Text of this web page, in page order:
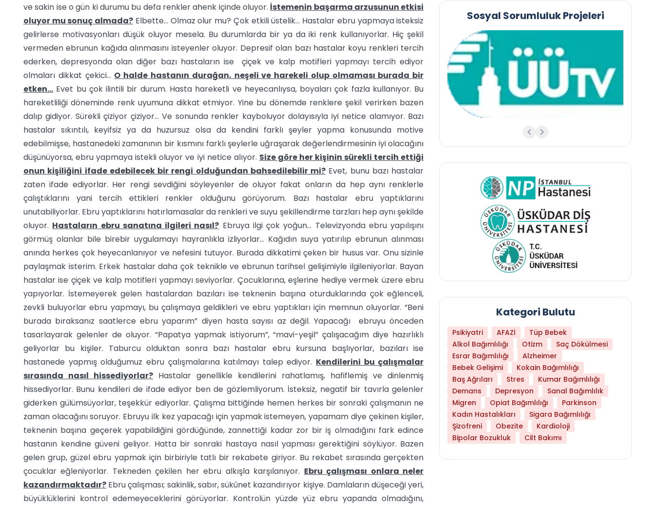
ve sakin ise o gün ki durumu bu defa renkler ahenk içinde oluyor. İstemenin başarma arzusunun etkisi
oluyor mu sonuç almada? Elbette… Olmaz olur mu? Çok etkili üstelik… Hastalar ebru yapmaya isteksiz
gelirlerse motivasyonları düşük oluyor mesela. Bu durumlarda bir ya da iki renk kullanıyorlar. Hiç şekil
vermeden ebrunun kağıda alınmasını isteyenler oluyor. Depresif olan bazı hastalar koyu renkleri tercih
ederken, depresyonda olan diğer bazı hastaların ise çiçek ve kalp motifleri yapmayı tercih ediyor
olmaları dikkat çekici... O halde hastanın durağan, neşeli ve harekeli olup olmaması burada bir
etken… Evet bu çok ilintili bir durum. Hasta hareketli ve heyecanlıysa, boyaları çok fazla kullanıyor. Bu
hareketliliği döneminde renk uyumuna dikkat etmiyor. Yine bu dönemde renklere şekil verirken bazen
dalıp gidiyor. Sürekli çiziyor çiziyor… Ve sonunda renkler kayboluyor dolayısıyla iyi netice alamıyor. Bazı
hastalar sıkıntılı, keyifsiz ya da huzursuz olsa da kendini farklı şeyler yapma konusunda motive
edebilmişse, hastanedeki zamanının bir kısmını farklı şeylerle uğraşarak değerlendirmesinin iyi olacağını
düşünüyorsa, ebru yapmaya istekli oluyor ve iyi netice alıyor. Size göre her kişinin sürekli tercih ettiği
onun kişiliğini ifade edebilecek bir rengi olduğundan bahsedilebilir mi? Evet, bunu bazı hastalar
zaten ifade ediyorlar. Her rengi sevdiğini söyleyenler de oluyor fakat onların da hep aynı renklerle
çalıştıklarını yani tercih ettikleri renkler olduğunu görüyorum. Bazı hastalar ebru yaptıklarını
unutabiliyorlar. Ebru yaptıklarını hatırlamasalar da renkleri ve suyu şekillendirme tarzları hep aynı şekilde
oluyor. Hastaların ebru sanatına ilgileri nasıl? Ebruya ilgi çok yoğun... Televizyonda ebru yapılışını
görmüş olanlar bile birebir uygulamayı hayranlıkla izliyorlar… Kağıdın suya yatırılıp ebrunun alınması
anında herkes çok heyecanlanıyor ve nefesini tutuyor. Burada dikkatimi çeken bir husus var. Onu sizinle
paylaşmak isterim. Erkek hastalar daha çok teknikle ve ebrunun tarihsel gelişimiyle ilgileniyorlar. Bayan
hastalar ise çiçek ve kalp motifleri yapmayı seviyorlar. Çocuklarına, eşlerine hediye vermek üzere ebru
yapıyorlar. İstemeyerek gelen hastalardan bazıları ise teknenin başına oturduklarında çok eğlenceli,
zevkli buluyorlar ebru yapmayı, bu çalışmaya geldikleri ve ebru yaptıkları için memnun oluyorlar. “Beni
burada bıraksanız saatlerce ebru yaparım” diyen hasta sayısı az değil. Yapacağı ebruyu önceden
tasarlayarak gelenler de oluyor. “Papatya yapmak istiyorum”, “mavi-yeşil” çalışacağım diye hazırlıklı
geliyorlar bu kişiler. Taburcu olduktan sonra bazı hastalar ebru kursuna başlıyorlar, bazıları ise
hastanede yapmış olduğumuz ebru çalışmalarına katılmayı talep ediyor. Kendilerini bu çalışmalar
sırasında nasıl hissediyorlar? Hastalar genellikle kendilerini rahatlamış, hafiflemiş ve dinlenmiş
hissediyorlar. Bunu kendileri de ifade ediyor ben de gözlemliyorum. İsteksiz, negatif bir tavırla gelenler
giderken gülümsüyorlar, teşekkür ediyorlar. Çalışma bittiğinde hemen herkes bir sonraki çalışmanın ne
zaman olacağını soruyor. Ebruyu ilk kez yapacağı için yapmak istemeyen, yapamam diye çekinen kişiler,
teknenin başına geçerek yapabildiğini gördüğünde, zannettiği kadar zor bir iş olmadığını fark edince
hastanın kendine güveni geliyor. Hatta bir sonraki hastaya nasıl yapması gerektiğini söylüyor. Bazen
gelen grup, güzel ebru yapmak için birbiriyle tatlı bir rekabete giriyor. Bu rekabet sırasında gerçekten
çocuklar eğleniyorlar. Tekneden çekilen her ebru alkışla karşılanıyor. Ebru çalışması onlara neler
kazandırmaktadır? Ebru çalışması; sakinlik, sabır, sükûnet kazandırıyor kişiye. Damlaların düşeceği yeri,
büyüklüklerini kontrol edemeyeceklerini görüyorlar. Kontrolün yüzde yüz ebru yapanda olmadığını,
Sosyal Sorumluluk Projeleri
Kategori Bulutu
Psikiyatri AFAZİ
Tüp Bebek
Alkol Bağımlılığı
Otizm
Saç Dökülmesi
Esrar Bağımlılığı
Alzheimer
Bebek Gelişimi
Kokain Bağımlılığı
Baş Ağrıları
Stres
Kumar Bağımlılığı
Demans
Depresyon
Sanal Bağımlılık
Migren
Opiat Bağımlılığı
Parkinson
Kadın Hastalıkları
Sigara Bağımlılığı
Şizofreni
Obezite
Kardioloji
Bipolar Bozukluk
Cilt Bakımı